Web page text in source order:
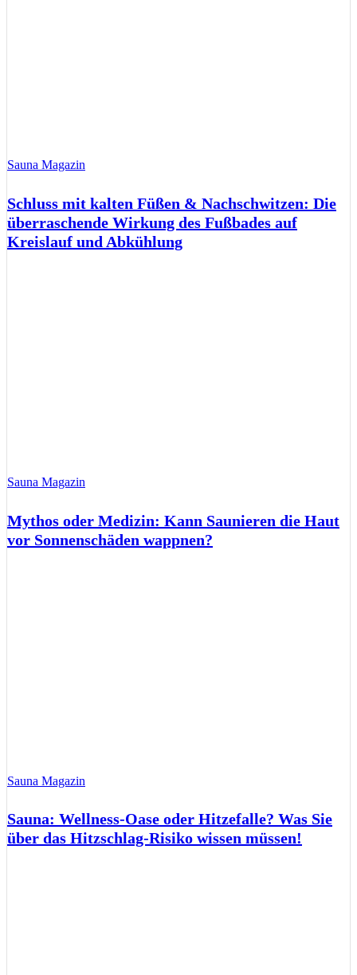
Sauna Magazin
Schluss mit kalten Füßen & Nachschwitzen: Die
überraschende Wirkung des Fußbades auf
Kreislauf und Abkühlung
Sauna Magazin
Mythos oder Medizin: Kann Saunieren die Haut
vor Sonnenschäden wappnen?
Sauna Magazin
Sauna: Wellness-Oase oder Hitzefalle? Was Sie
über das Hitzschlag-Risiko wissen müssen!